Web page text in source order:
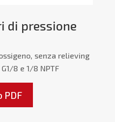
di pressione
senza relieving
8 e 1/8 NPTF
PDF